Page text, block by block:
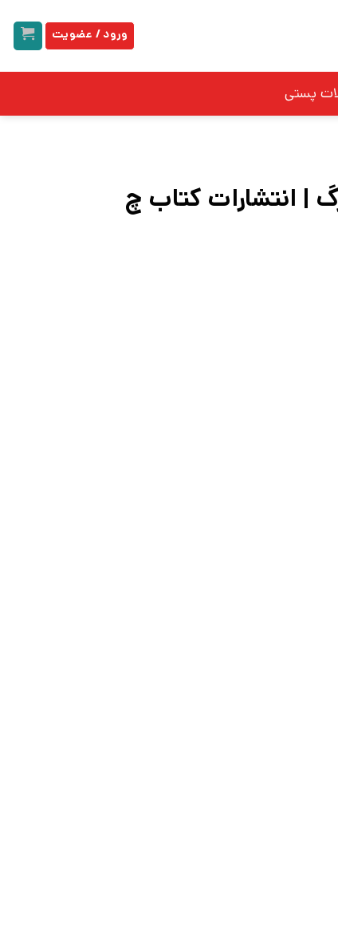
ورود / عضویت
پستی
| انتشارات کتاب چ